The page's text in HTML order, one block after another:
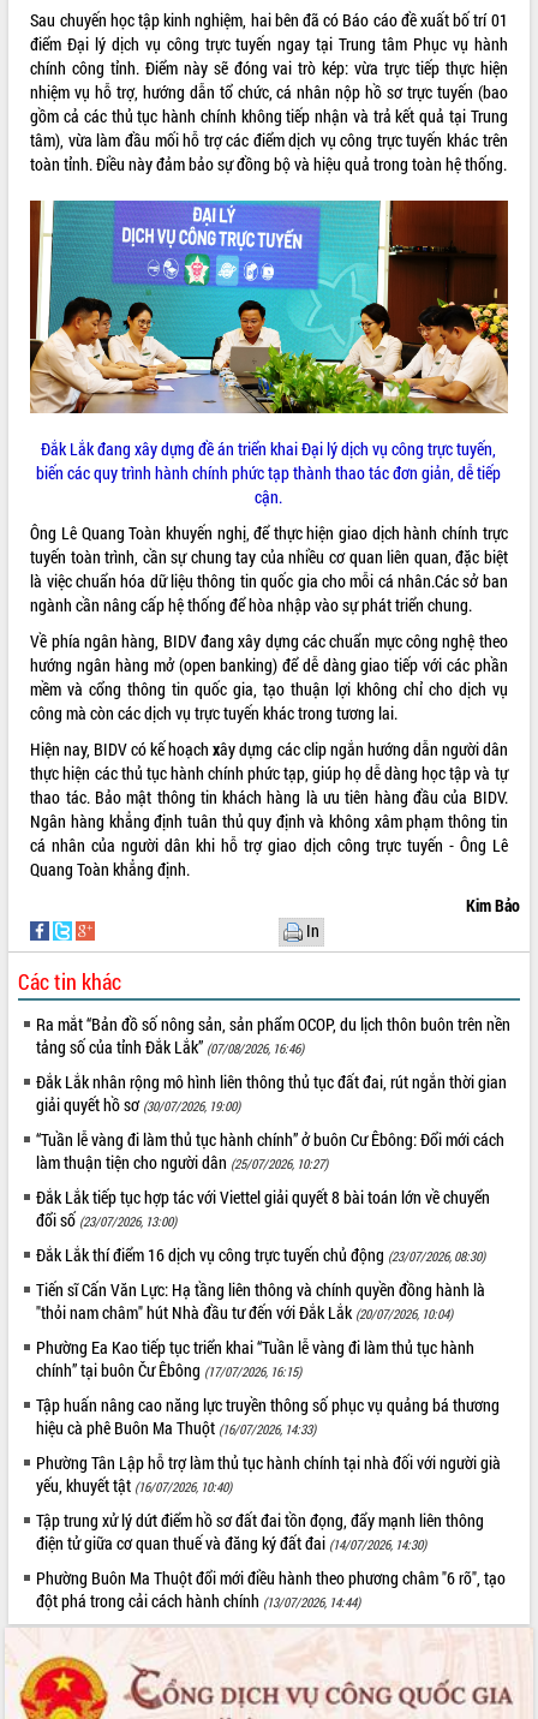
Xây dựng nông thôn mới: Nâng cao đời
sống người dân từ những mô hình thiết
thực
Quyết liệt tháo gỡ vướng mắc, đẩy
nhanh tiến độ các dự án trọng điểm
trong Khu kinh tế Nam Phú Yên
Hòn Yến phát triển du lịch gắn với bảo
Lấy ý kiến điều chỉnh Quy hoạch tỉnh
Đắk Lắk thời kỳ 2021-2030, tầm nhìn
đến năm 2050
Phát động chiến dịch 30 ngày đêm
giải phóng mặt bằng Tuyến đường bộ
ven biển
Đắk Lắk nỗ lực thúc đẩy tăng trưởng
kinh tế từ 10% trở lên trong Quý
Đắk Lắk ký kết thỏa thuận hợp tác về
chuyển đổi số giai đoạn 2026 – 2030
Việt Nam
Thứ trưởng Bộ Y tế làm việc với tỉnh
Đắk Lắk về phát triển nhân lực y tế
cho trạm y tế cấp xã
Du lịch Đắk Lắk nâng tầm trải nghiệm
du khách thông qua Hệ thống cơ sở dữ
liệu và Bản đồ số
Tập huấn ứng dụng trí tuệ nhân tạo (AI)
Đoàn đại biểu Quốc hội tỉnh Đắk Lắk
trao đổi thông tin trước Kỳ họp thứ
nhất, Quốc hội khóa XVI
Quyết liệt cải cách hành chính, khơi
thông nguồn lực phát triển
tỉnh thông qua hiện đại hóa hành chính
Xã Ea Phê gắn cải cách hành chính với
chuyển đổi số
Phó Chủ tịch Thường trực UBND tỉnh
Hồ Thị Nguyên Thảo làm việc tại Trung
tâm Phục vụ hành chính công xã Ea
Phê
Xây dựng nền hành chính số đồng
hành cùng nông dân dân, doanh nghiệp
Giai đoạn 2026-2030, Đắk Lắk phấn
đấu có 77% xã đạt chuẩn nông thôn
mới
nghiệp Đắk Lắk tăng trưởng bứt phá
Triển khai đồng bộ đo đạc, lập hồ sơ
địa chính, hoàn thiện cơ sở dữ liệu đất
đai
Ứng dụng sinh trắc học - Bước tiến
trong hành trình chuyển đổi số tại Đắk
Lắk
Đắk Lắk nâng cao hiệu quả công tác
Đảng từ Sổ tay đảng viên điện tử
Đắk Lắk đẩy mạnh nuôi biển công
nghệ, hướng tới phát triển thủy sản
bền vững
Tập huấn nâng cao năng lực triển khai
chuyển đổi số cho cán bộ, công chức
cấp xã
Đắk Lắk phát động hưởng ứng Ngày
Quyền của người tiêu dùng Việt Nam
2026
Sau chuyến học tập kinh nghiệm, hai bên đã có Báo cáo đề xuất bố trí 01
điểm Đại lý dịch vụ công trực tuyến ngay tại Trung tâm Phục vụ hành
chính công tỉnh. Điểm này sẽ đóng vai trò kép: vừa trực tiếp thực hiện
nhiệm vụ hỗ trợ, hướng dẫn tổ chức, cá nhân nộp hồ sơ trực tuyến (bao
gồm cả các thủ tục hành chính không tiếp nhận và trả kết quả tại Trung
tâm), vừa làm đầu mối hỗ trợ các điểm dịch vụ công trực tuyến khác trên
toàn tỉnh. Điều này đảm bảo sự đồng bộ và hiệu quả trong toàn hệ thống.
Đắk Lắk đang xây dựng đề án triển khai Đại lý dịch vụ công trực tuyến,
biến các quy trình hành chính phức tạp thành thao tác đơn giản, dễ tiếp
cận.
Ông Lê Quang Toàn khuyến nghị, để thực hiện giao dịch hành chính trực
tuyến toàn trình, cần sự chung tay của nhiều cơ quan liên quan, đặc biệt
là việc chuẩn hóa dữ liệu thông tin quốc gia cho mỗi cá nhân.Các sở ban
ngành cần nâng cấp hệ thống để hòa nhập vào sự phát triển chung.
Về phía ngân hàng, BIDV đang xây dựng các chuẩn mực công nghệ theo
hướng ngân hàng mở (open banking) để dễ dàng giao tiếp với các phần
mềm và cổng thông tin quốc gia, tạo thuận lợi không chỉ cho dịch vụ
công mà còn các dịch vụ trực tuyến khác trong tương lai.
Hiện nay, BIDV có kế hoạch xây dựng các clip ngắn hướng dẫn người dân
thực hiện các thủ tục hành chính phức tạp, giúp họ dễ dàng học tập và tự
thao tác. Bảo mật thông tin khách hàng là ưu tiên hàng đầu của BIDV.
Ngân hàng khẳng định tuân thủ quy định và không xâm phạm thông tin
cá nhân của người dân khi hỗ trợ giao dịch công trực tuyến - Ông Lê
Quang Toàn khẳng định.
Kim Bảo
In
Các tin khác
Ra mắt “Bản đồ số nông sản, sản phẩm OCOP, du lịch thôn buôn trên nền
tảng số của tỉnh Đắk Lắk” (07/08/2026, 16:46)
Đắk Lắk nhân rộng mô hình liên thông thủ tục đất đai, rút ngắn thời gian
giải quyết hồ sơ (30/07/2026, 19:00)
“Tuần lễ vàng đi làm thủ tục hành chính” ở buôn Cư Êbông: Đổi mới cách
làm thuận tiện cho người dân (25/07/2026, 10:27)
Đắk Lắk tiếp tục hợp tác với Viettel giải quyết 8 bài toán lớn về chuyển
đổi số (23/07/2026, 13:00)
Đắk Lắk thí điểm 16 dịch vụ công trực tuyến chủ động (23/07/2026, 08:30)
Tiến sĩ Cấn Văn Lực: Hạ tầng liên thông và chính quyền đồng hành là
"thỏi nam châm" hút Nhà đầu tư đến với Đắk Lắk (20/07/2026, 10:04)
Phường Ea Kao tiếp tục triển khai “Tuần lễ vàng đi làm thủ tục hành
chính” tại buôn Čư Êbông (17/07/2026, 16:15)
Tập huấn nâng cao năng lực truyền thông số phục vụ quảng bá thương
hiệu cà phê Buôn Ma Thuột (16/07/2026, 14:33)
Phường Tân Lập hỗ trợ làm thủ tục hành chính tại nhà đối với người già
yếu, khuyết tật (16/07/2026, 10:40)
Tập trung xử lý dứt điểm hồ sơ đất đai tồn đọng, đẩy mạnh liên thông
điện tử giữa cơ quan thuế và đăng ký đất đai (14/07/2026, 14:30)
Phường Buôn Ma Thuột đổi mới điều hành theo phương châm "6 rõ", tạo
đột phá trong cải cách hành chính (13/07/2026, 14:44)